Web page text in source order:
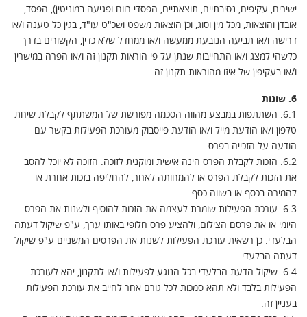
ישירים, עקיפים, נסיבתיים, תוצאתיים, הפסדי רווח ופגיעה במוניטין), הפסד,
אובדן והוצאות, מכל מין וסוג, וכן הוצאות משפט ושכ"ט עו"ד, בגין כל טענה ו/או
דרישה ו/או תביעה הנובעת ממעשה ו/או ממחדל שלא כדין, הקשורים בדרך
כלשהי למצג ו/או התחייבות שנתן על פי הוראות תקנון זה ו/או הפרה במישרין
ו/או בעקיפין של איזו מהוראות תקנון זה.
6. שונות
6.1. השתתפות במבצע מהווה הסכמה מפורשת של המשתתף לקבלת שיחת
טלפון ו/או הודעת מייל ו/או הודעת פייסבוק מעורכת הפעילות בקשר עם
הודעה על הזכייה בפרס.
6.2. הזכות לקבלת הפרס הינה אישית ומוקנית לזוכה. הזוכה לא יוכל להסב
את הזכות לקבלת הפרס או להמחותה לאחר, להחליפה בזכות אחרת או
להמירה בכסף או בשווה כסף.
6.3. עורכת הפעילות שומרת לעצמה את הזכות להוסיף ולשנות את הפרס
היומי או את פרסם הצילום, ולהציע פרס חלופי באותו ערך, ע"פ שיקול דעתה
הבלעדי. כן רשאית עורכת הפעילות לשנות את הפרסים המשניים ע"פ שיקול
דעתה הבלעדי.
6.4. שיקול הדעת הבלעדי בכל הנוגע לפעילות ו/או לתקנון, יהא לעורכת
הפעילות בלבד ולא תהא סמכות לכל גורם אחר לחייב את עורכת הפעילות
בעניין זה.